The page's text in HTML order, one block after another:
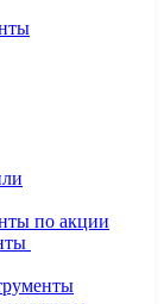
по акции